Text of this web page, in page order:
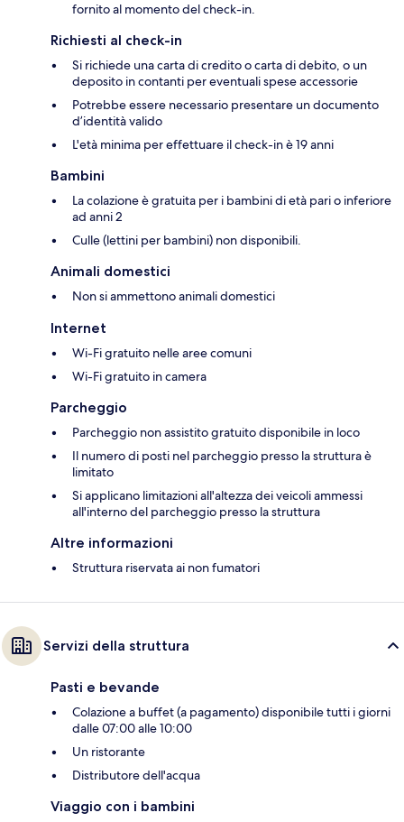
fornito al momento del check-in.
Richiesti al check-in
Si richiede una carta di credito o carta di debito, o un
deposito in contanti per eventuali spese accessorie
Potrebbe essere necessario presentare un documento
d’identità valido
L'età minima per effettuare il check-in è 19 anni
Bambini
La colazione è gratuita per i bambini di età pari o inferiore
ad anni 2
Culle (lettini per bambini) non disponibili.
Animali domestici
Non si ammettono animali domestici
Internet
Wi-Fi gratuito nelle aree comuni
Wi-Fi gratuito in camera
Parcheggio
Parcheggio non assistito gratuito disponibile in loco
Il numero di posti nel parcheggio presso la struttura è
limitato
Si applicano limitazioni all'altezza dei veicoli ammessi
all'interno del parcheggio presso la struttura
Altre informazioni
Struttura riservata ai non fumatori
Servizi della struttura
Pasti e bevande
Colazione a buffet (a pagamento) disponibile tutti i giorni
dalle 07:00 alle 10:00
Un ristorante
Distributore dell'acqua
Viaggio con i bambini